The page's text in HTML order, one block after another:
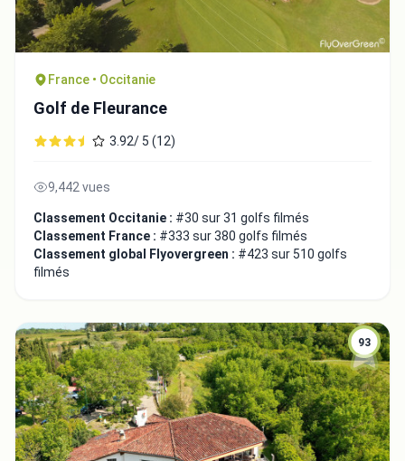
France • Occitanie
Golf de Fleurance
3.92/ 5 (12)
9,442 vues
Classement Occitanie : #30 sur 31 golfs filmés
Classement France : #333 sur 380 golfs filmés
Classement global Flyovergreen : #423 sur 510 golfs
filmés
93